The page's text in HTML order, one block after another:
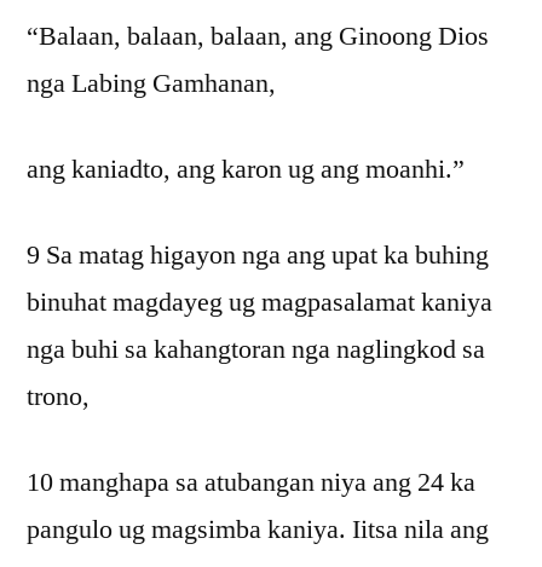
“Balaan, balaan, balaan, ang Ginoong Dios
nga Labing Gamhanan,
ang kaniadto, ang karon ug ang moanhi.”
9 Sa matag higayon nga ang upat ka buhing
binuhat magdayeg ug magpasalamat kaniya
nga buhi sa kahangtoran nga naglingkod sa
trono,
10 manghapa sa atubangan niya ang 24 ka
pangulo ug magsimba kaniya. Iitsa nila ang